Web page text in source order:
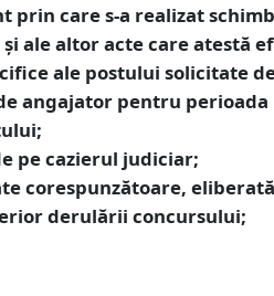
care s-a realizat
ale altor acte care atestă
ale postului solicitate
angajator pentru
pe cazierul judiciar;
corespunzătoare,
derulării concursului;